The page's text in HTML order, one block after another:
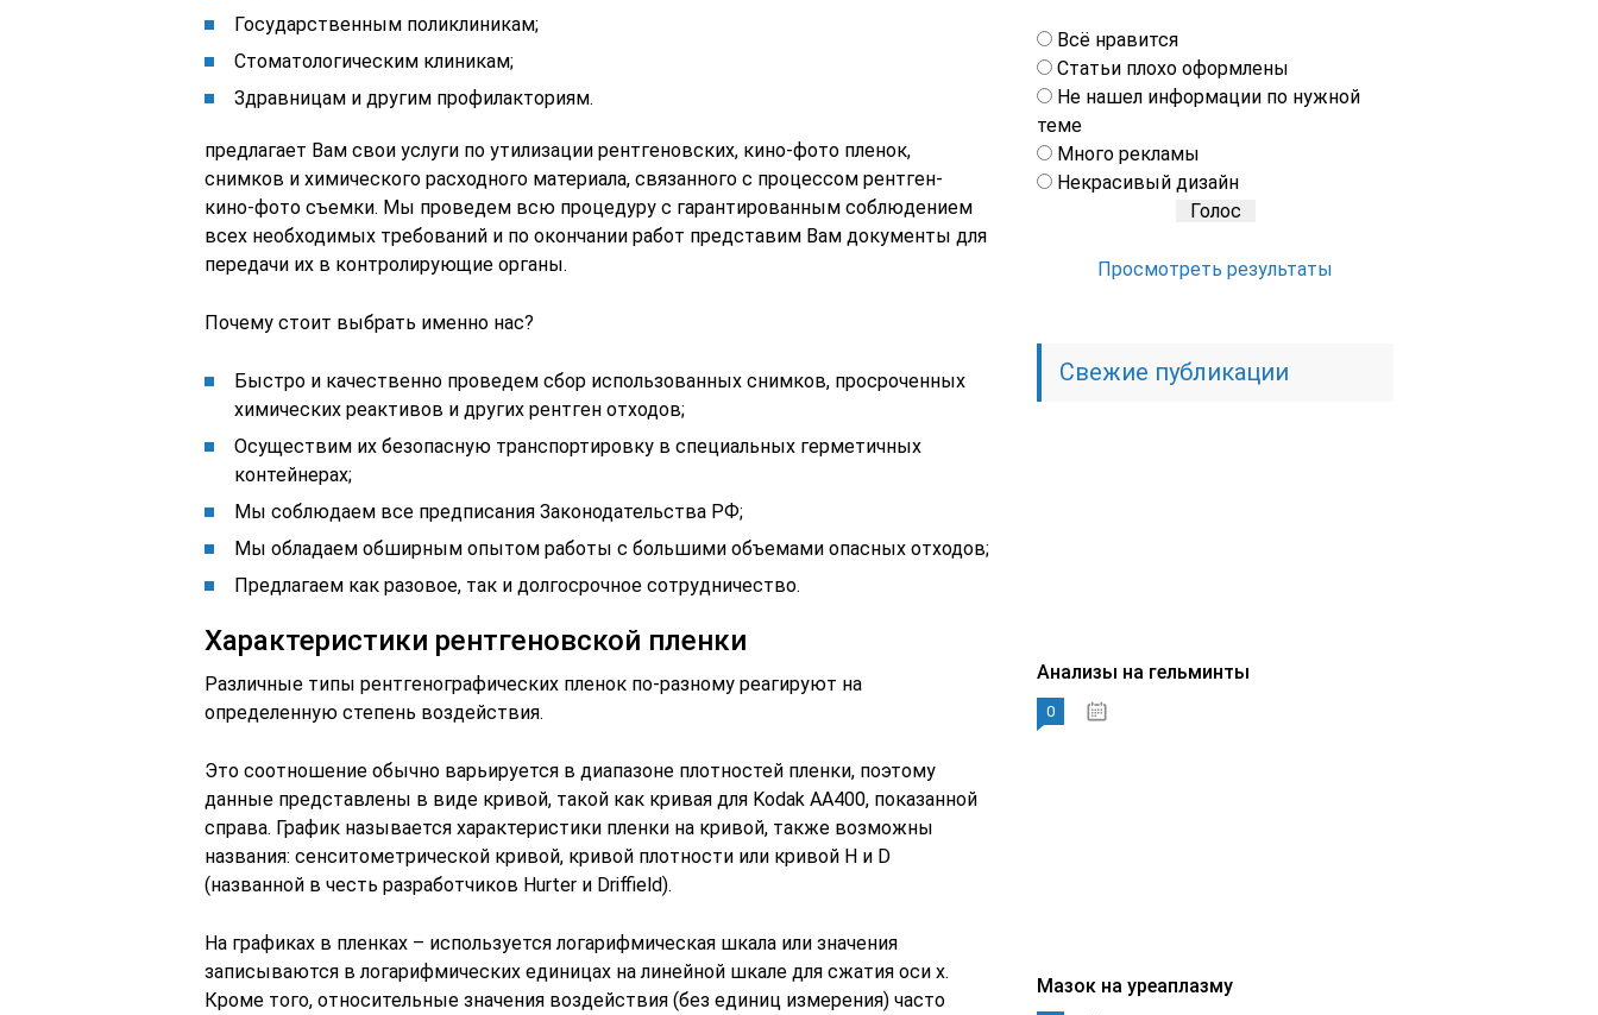
Государственным поликлиникам;
Стоматологическим клиникам;
Здравницам и другим профилакториям.
предлагает Вам свои услуги по утилизации рентгеновских, кино-фото пленок,
снимков и химического расходного материала, связанного с процессом рентген-
кино-фото съемки. Мы проведем всю процедуру с гарантированным соблюдением
всех необходимых требований и по окончании работ представим Вам документы для
передачи их в контролирующие органы.
Почему стоит выбрать именно нас?
Быстро и качественно проведем сбор использованных снимков, просроченных
химических реактивов и других рентген отходов;
Осуществим их безопасную транспортировку в специальных герметичных
контейнерах;
Мы соблюдаем все предписания Законодательства РФ;
Мы обладаем обширным опытом работы с большими объемами опасных отходов;
Предлагаем как разовое, так и долгосрочное сотрудничество.
Характеристики рентгеновской пленки
Различные типы рентгенографических пленок по-разному реагируют на
определенную степень воздействия.
Это соотношение обычно варьируется в диапазоне плотностей пленки, поэтому
данные представлены в виде кривой, такой как кривая для Kodak AA400, показанной
справа. График называется характеристики пленки на кривой, также возможны
названия: сенситометрической кривой, кривой плотности или кривой H и D
(названной в честь разработчиков Hurter и Driffield).
На графиках в пленках – используется логарифмическая шкала или значения
записываются в логарифмических единицах на линейной шкале для сжатия оси x.
Кроме того, относительные значения воздействия (без единиц измерения) часто
Всё нравится
Статьи плохо оформлены
Не нашел информации по нужной
теме
Много рекламы
Некрасивый дизайн
Просмотреть результаты
Свежие публикации
Анализы на гельминты
0
Мазок на уреаплазму